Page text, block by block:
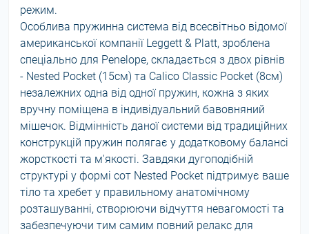
режим.
Особлива пружинна система від всесвітньо відомої
американської компанії Leggett & Platt, зроблена
спеціально для Penelope, складається з двох рівнів
- Nested Pocket (15см) та Calico Classic Pocket (8см)
незалежних одна від одної пружин, кожна з яких
вручну поміщена в індивідуальний бавовняний
мішечок. Відмінність даної системи від традиційних
конструкцій пружин полягає у додатковому балансі
жорсткості та м'якості. Завдяки дугоподібній
структурі у формі сот Nested Pocket підтримує ваше
тіло та хребет у правильному анатомічному
розташуванні, створюючи відчуття невагомості та
забезпечуючи тим самим повний релакс для